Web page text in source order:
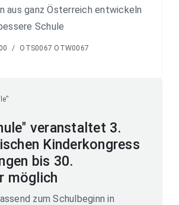
aus ganz Österreich entwickeln
Schule
/ OTS0067 OTW0067
veranstaltet 3.
Kinderkongress
bis 30.
möglich
zum Schulbeginn in